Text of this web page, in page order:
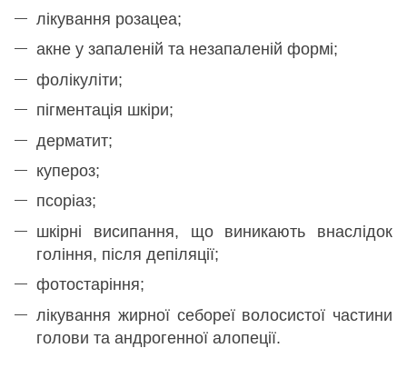
лікування розацеа;
акне у запаленій та незапаленій формі;
фолікуліти;
пігментація шкіри;
дерматит;
купероз;
псоріаз;
шкірні висипання, що виникають внаслідок
гоління, після депіляції;
фотостаріння;
лікування жирної себореї волосистої частини
голови та андрогенної алопеції.